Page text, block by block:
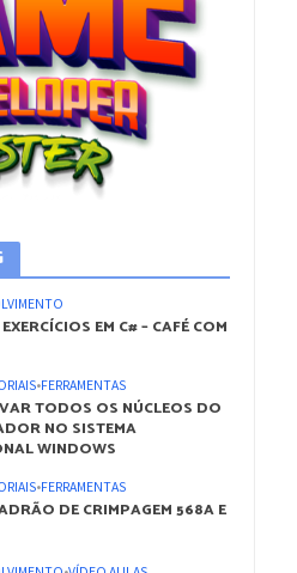
EM C# – CAFÉ COM
•FERRAMENTAS
TODOS OS NÚCLEOS DO
NO SISTEMA
WINDOWS
•FERRAMENTAS
DE CRIMPAGEM 568A E